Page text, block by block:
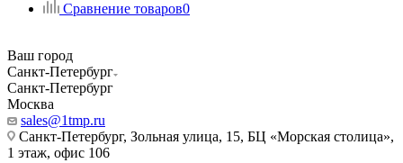
Сравнение товаров0
Ваш город
Санкт-Петербург
Санкт-Петербург
Москва
sales@1tmp.ru
Санкт-Петербург, Зольная улица, 15, БЦ «Морская столица»,
1 этаж, офис 106